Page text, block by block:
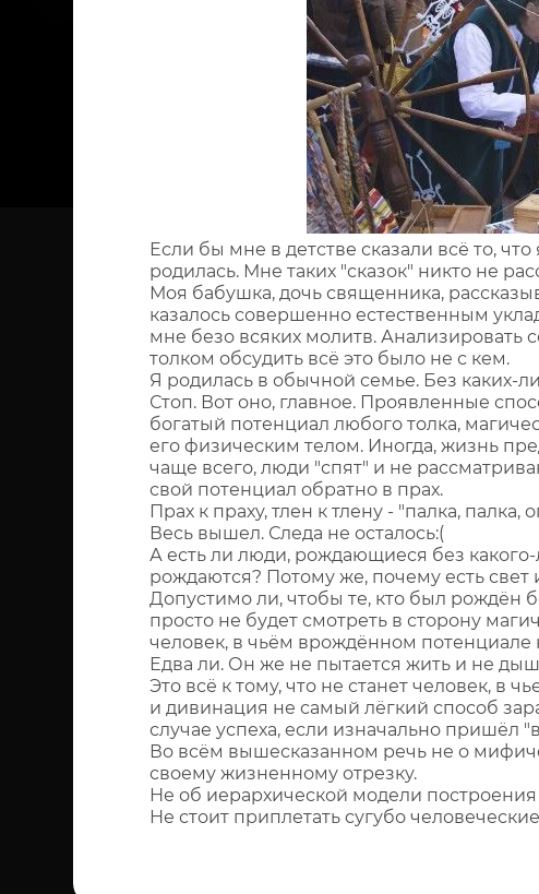
Если бы мне в детстве сказали всё то,
родилась. Мне таких "сказок" никто не
Моя бабушка, дочь священника,
казалось совершенно естественным
мне безо всяких молитв. Анализировать
толком обсудить всё это было не с кем.
Я родилась в обычной семье. Без каких-
Стоп. Вот оно, главное. Проявленные
богатый потенциал любого толка,
его физическим телом. Иногда, жизнь
чаще всего, люди "спят" и не
свой потенциал обратно в прах.
Прах к праху, тлен к тлену - "палка,
Весь вышел. Следа не осталось:(
А есть ли люди, рождающиеся без
рождаются? Потому же, почему есть свет
Допустимо ли, чтобы те, кто был рождён
просто не будет смотреть в сторону
человек, в чьём врождённом потенциале
Едва ли. Он же не пытается жить и не
Это всё к тому, что не станет человек, в
и дивинация не самый лёгкий способ
случае успеха, если изначально пришёл
Во всём вышесказанном речь не о
своему жизненному отрезку.
Не об иерархической модели
Не стоит приплетать сугубо